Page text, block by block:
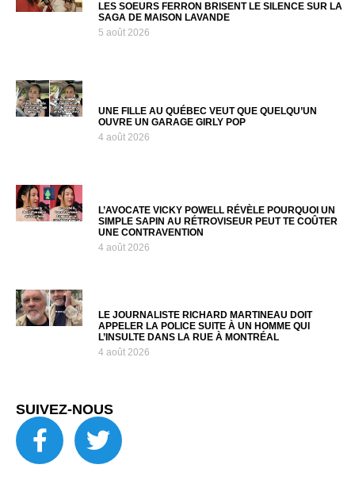
LES SOEURS FERRON BRISENT LE SILENCE SUR LA
SAGA DE MAISON LAVANDE
5 août 2026
UNE FILLE AU QUÉBEC VEUT QUE QUELQU’UN
OUVRE UN GARAGE GIRLY POP
4 août 2026
L’AVOCATE VICKY POWELL RÉVÈLE POURQUOI UN
SIMPLE SAPIN AU RÉTROVISEUR PEUT TE COÛTER
UNE CONTRAVENTION
4 août 2026
LE JOURNALISTE RICHARD MARTINEAU DOIT
APPELER LA POLICE SUITE À UN HOMME QUI
L’INSULTE DANS LA RUE À MONTRÉAL
4 août 2026
SUIVEZ-NOUS